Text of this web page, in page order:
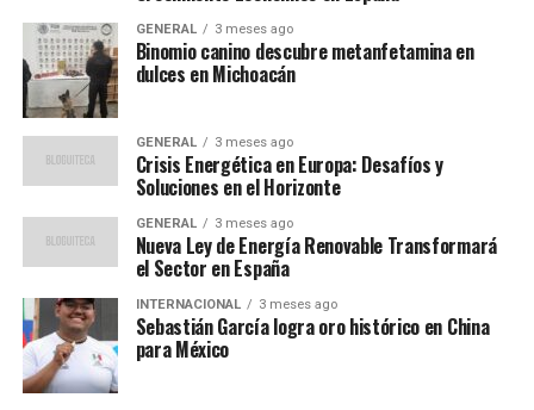
El descarrilamiento ha sido objeto de escrutinio debido a
presuntas irregularidades en la supervisión y
construcción del tren. La Auditoría Superior de la
Federación (ASF) ha señalado problemas desde 2019
hasta febrero de 2025, involucrando a contratistas
como Comsa Infraestructuras, Grupo Constructor
Diamante y Daniferrotools. “La ASF advierte que hubo
una mala supervisión y mala construcción y una mala
rehabilitación,” comentó Arellano.
Testimonios de las víctimas y
respuestas oficiales
En una conversación telefónica, Juan Manuel Iglesias
GENERAL 3 meses ago
Binomio canino descubre metanfetamina en
dulces en Michoacán
GENERAL 3 meses ago
Crisis Energética en Europa: Desafíos y
Soluciones en el Horizonte
GENERAL 3 meses ago
Nueva Ley de Energía Renovable Transformará
el Sector en España
INTERNACIONAL 3 meses ago
Sebastián García logra oro histórico en China
para México